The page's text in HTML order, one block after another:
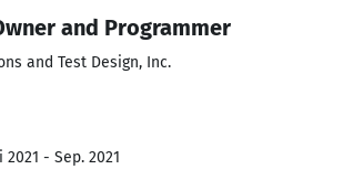
and Programmer
and Test Design, Inc.
- Sep. 2021